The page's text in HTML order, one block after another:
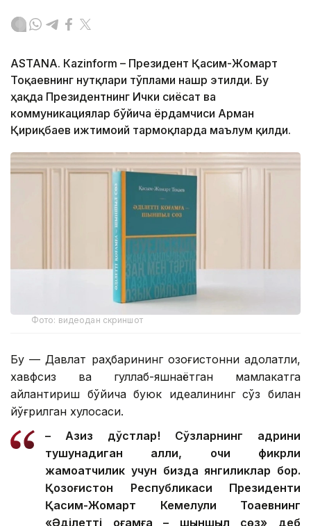
ASTANА. Кazinform – Президент Қасим-Жомарт
Тоқаевнинг нутқлари тўплами нашр этилди. Бу
ҳақда Президентнинг Ички сиёсат ва
коммуникациялар бўйича ёрдамчиси Арман
Қириқбаев ижтимоий тармоқларда маълум қилди.
Фото: видеодан скриншот
Бу — Давлат раҳбарининг Қозоғистонни адолатли,
хавфсиз ва гуллаб-яшнаётган мамлакатга
айлантириш бўйича буюк идеалининг сўз билан
йўғрилган хулосаси.
– Азиз дўстлар! Сўзларнинг қадрини
тушунадиган ақлли, очиқ фикрли
жамоатчилик учун бизда янгиликлар бор.
Қозоғистон Республикаси Президенти
Қасим-Жомарт Кемелули Тоқаевнинг
«Әділетті қоғамға – шыншыл сөз» деб